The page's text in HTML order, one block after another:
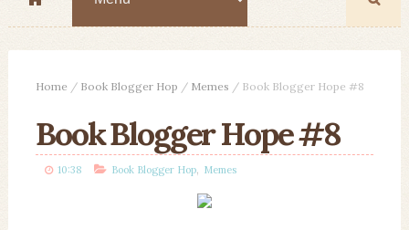
Home / Book Blogger Hop / Memes / Book Blogger Hope #8
Book Blogger Hope #8
10:38 Book Blogger Hop, Memes